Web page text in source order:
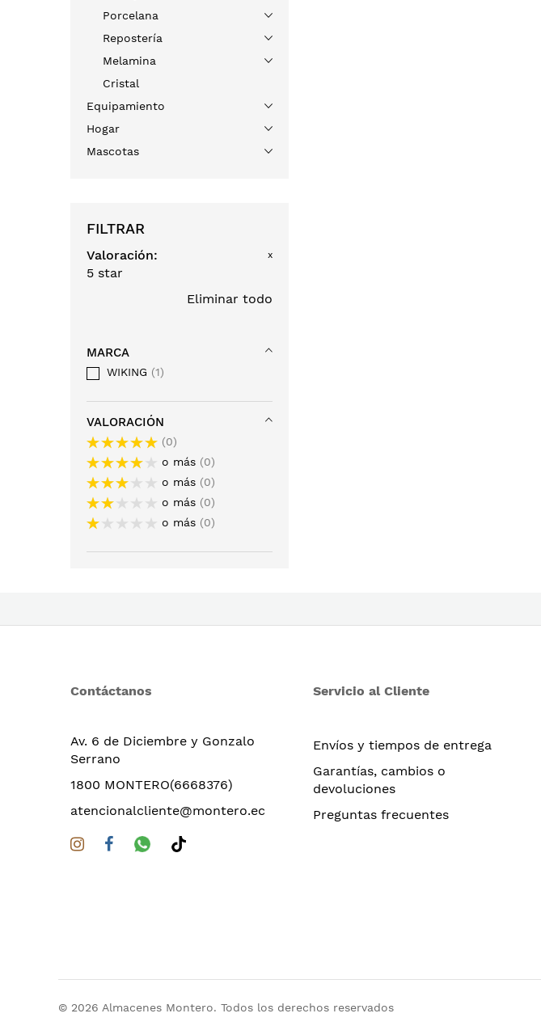
Porcelana
Repostería
Melamina
Cristal
Equipamiento
Hogar
Mascotas
FILTRAR
Valoración
5 star
x
Eliminar todo
MARCA
WIKING 1
VALORACIÓN
0
o más
0
o más
0
o más
0
o más
0
Contáctanos
Av. 6 de Diciembre y Gonzalo
Serrano
1800 MONTERO(6668376)
atencionalcliente@montero.ec
Servicio al Cliente
Envíos y tiempos de entrega
Garantías, cambios o
devoluciones
Preguntas frecuentes
© 2026 Almacenes Montero. Todos los derechos reservados